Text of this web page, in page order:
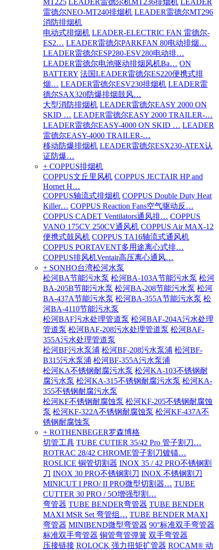
MT225 LEADER雷德尔机MT236排烟机
LEADER
雷德尔NEO-MT240排烟机 LEADER雷德尔MT296
消防排烟机
电动式排烟机 LEADER-ELECTRIC FAN 雷德尔-
ES2… LEADER雷德尔PARKFAN 80电动排烟…
LEADER雷德尔ESP280-ESV280电动排…
LEADER雷德尔电池驱动排烟风机Ba… ON
BATTERY 法国LEADER雷德尔ES220便携式排
烟… LEADER雷德尔ESV230排烟机 LEADER雷
德尔SAX320防爆排烟鼓风…
大型消防排烟机 LEADER雷德尔EASY 2000 ON
SKID … LEADER雷德尔EASY 2000 TRAILER-…
LEADER雷德尔EASY-4000 ON SKID … LEADER
雷德尔EASY-4000 TRAILER-…
移动防爆排烟机 LEADER雷德尔ESX230-ATEX认
证防爆…
+ COPPUS排烟机
COPPUS文丘里风机 COPPUS JECTAIR HP and
Hornet H…
COPPUS轴流式排烟机 COPPUS Double Duty Heat
Killer… COPPUS Reaction Fans空气驱动反…
COPPUS CADET Ventilators通风排… COPPUS
VANO 175CV 250CV通风机 COPPUS Air MAX-12
便携式鼓风机 COPPUS TA16轴流式通风机
COPPUS PORTAVENT多用途离心式排…
COPPUS排风机Ventair高压离心通风…
+ SONHO台湾松河水泵
松河BA节能污水泵 松河BA-103A节能污水泵 松河
BA-205B节能污水泵 松河BA-208节能污水泵 松河
BA-437A节能污水泵 松河BA-355A节能污水泵 松
河BA-4110节能污水泵
松河BAF污水处理管道泵 松河BAF-204A污水处理
管道泵 松河BAF-208污水处理管道泵 松河BAF-
355A污水处理管道泵
松河BF污水泵浦 松河BF-208污水泵浦 松河BF-
B315污水泵浦 松河BF-355A污水泵浦
松河KA不锈钢耐腐污水泵 松河KA-103不锈钢耐
腐污水泵 松河KA-315不锈钢耐腐污水泵 松河KA-
355不锈钢耐腐污水泵
松河KF不锈钢耐腐蚀泵 松河KF-205不锈钢耐腐蚀
泵 松河KF-322A不锈钢耐腐蚀泵 松河KF-437A不
锈钢耐腐蚀泵
+ ROTHENBEGER罗森博格
切管工具 TUBE CUTIER 35/42 Pro 管子割刀…
ROTRAC 28/42 CHROME管子割刀镀锚…
ROSLICE 铜管切割器 INOX 35 / 42 PRO不锈钢割
刀 INOX 30 PRO不锈钢割刀 INOX 不锈钢割刀
MINICUT I PRO/ II PRO微型切割器… TUBE
CUTTER 30 PRO / 5O增强型割…
弯管器 TUBE BENDER弯管器 TUBE BENDER
MAXI MSR Set 弯管组… TUBE BENDER MAXI
弯管器 MINIBEND微型弯管器 90°标准双手弯管器
标准双手弯管器 铜管弯管弹簧 双手弯管器
压接链接 ROLOCK 强力扭矩扩管器 ROCAM® 动